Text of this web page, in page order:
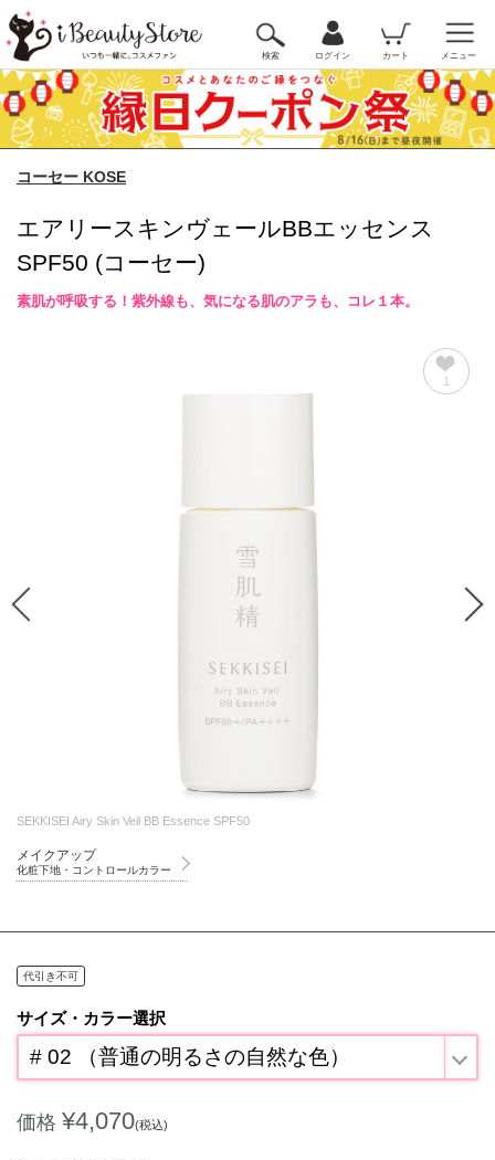
検索 ログイン カート メニュー
コーセー KOSE
エアリースキンヴェールBBエッセンス
SPF50 (コーセー)
素肌が呼吸する！紫外線も、気になる肌のアラも、コレ１本。
1
SEKKISEI Airy Skin Veil BB Essence SPF50
メイクアップ
化粧下地・コントロールカラー
代引き不可
サイズ・カラー選択
# 02 （普通の明るさの自然な色）
価格 ¥4,070(税込)